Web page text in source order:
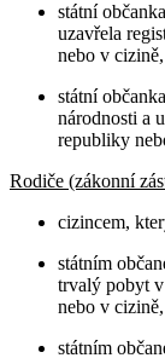
státní
uzavřela
nebo v cizině,
státní
národnosti a
republiky
Rodiče (zákonní
cizincem,
státním
trvalý pobyt
nebo v cizině,
státním